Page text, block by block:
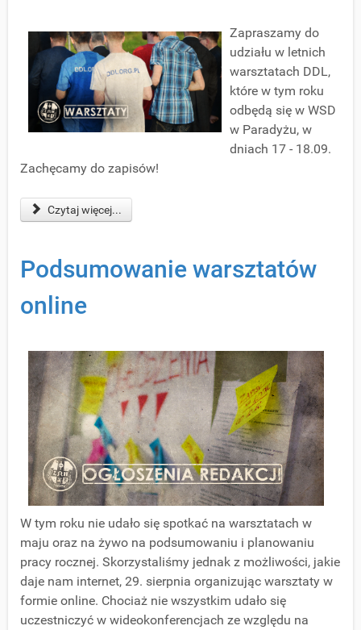
Zapraszamy do
udziału w letnich
warsztatach DDL,
które w tym roku
odbędą się w WSD
w Paradyżu, w
dniach 17 - 18.09.
Zachęcamy do zapisów!
Czytaj więcej...
Podsumowanie warsztatów
online
W tym roku nie udało się spotkać na warsztatach w
maju oraz na żywo na podsumowaniu i planowaniu
pracy rocznej. Skorzystaliśmy jednak z możliwości, jakie
daje nam internet, 29. sierpnia organizując warsztaty w
formie online. Chociaż nie wszystkim udało się
uczestniczyć w wideokonferencjach ze względu na